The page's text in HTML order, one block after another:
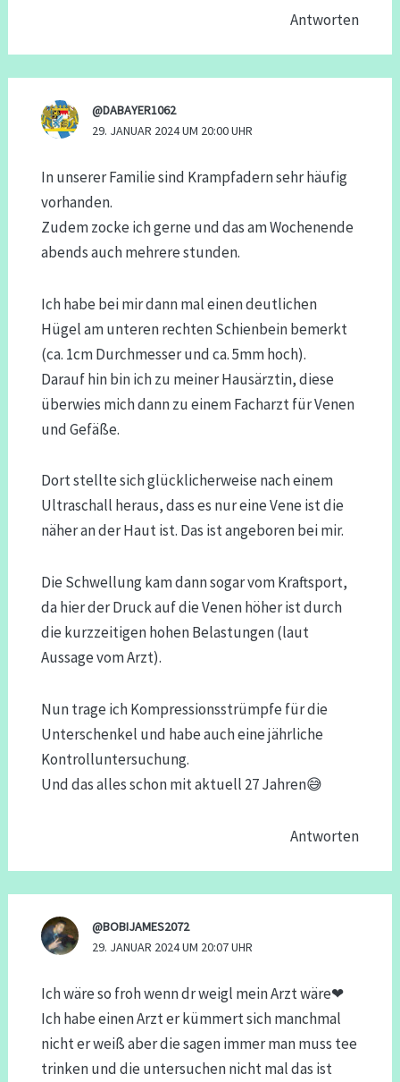
Antworten
@DABAYER1062
29. JANUAR 2024 UM 20:00 UHR
In unserer Familie sind Krampfadern sehr häufig
vorhanden.
Zudem zocke ich gerne und das am Wochenende
abends auch mehrere stunden.
Ich habe bei mir dann mal einen deutlichen
Hügel am unteren rechten Schienbein bemerkt
(ca. 1cm Durchmesser und ca. 5mm hoch).
Darauf hin bin ich zu meiner Hausärztin, diese
überwies mich dann zu einem Facharzt für Venen
und Gefäße.
Dort stellte sich glücklicherweise nach einem
Ultraschall heraus, dass es nur eine Vene ist die
näher an der Haut ist. Das ist angeboren bei mir.
Die Schwellung kam dann sogar vom Kraftsport,
da hier der Druck auf die Venen höher ist durch
die kurzzeitigen hohen Belastungen (laut
Aussage vom Arzt).
Nun trage ich Kompressionsstrümpfe für die
Unterschenkel und habe auch eine jährliche
Kontrolluntersuchung.
Und das alles schon mit aktuell 27 Jahren😅
Antworten
@BOBIJAMES2072
29. JANUAR 2024 UM 20:07 UHR
Ich wäre so froh wenn dr weigl mein Arzt wäre❤
Ich habe einen Arzt er kümmert sich manchmal
nicht er weiß aber die sagen immer man muss tee
trinken und die untersuchen nicht mal das ist